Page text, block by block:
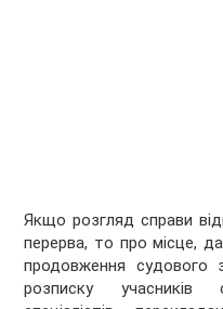
Якщо розгляд справи
перерва, то про місце,
продовження судового
розписку учасників